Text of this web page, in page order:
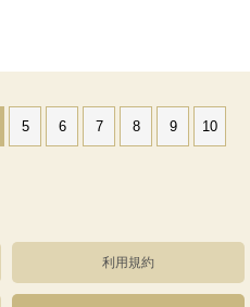
5 6 7 8 9 10
利用規約